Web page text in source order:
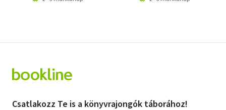
Csatlakozz Te is a könyvrajongók táborához!